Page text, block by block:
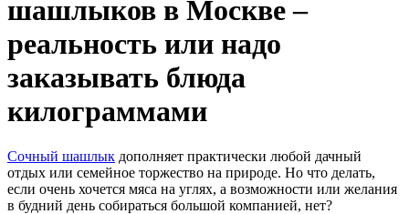
шашлыков в Москве –
реальность или надо
заказывать блюда
килограммами
Сочный шашлык дополняет практически любой дачный
отдых или семейное торжество на природе. Но что делать,
если очень хочется мяса на углях, а возможности или желания
в будний день собираться большой компанией, нет?